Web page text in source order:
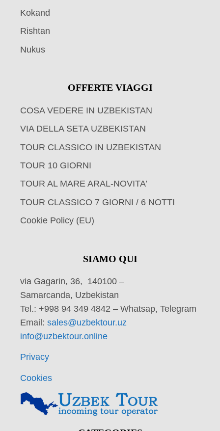
Kokand
Rishtan
Nukus
OFFERTE VIAGGI
COSA VEDERE IN UZBEKISTAN
VIA DELLA SETA UZBEKISTAN
TOUR CLASSICO IN UZBEKISTAN
TOUR 10 GIORNI
TOUR AL MARE ARAL-NOVITA’
TOUR CLASSICO 7 GIORNI / 6 NOTTI
Cookie Policy (EU)
SIAMO QUI
via Gagarin, 36, 140100 –
Samarcanda, Uzbekistan
Tel.: +998 94 349 4842 – Whatsap, Telegram
Email: sales@uzbektour.uz
info@uzbektour.online
Privacy
Cookies